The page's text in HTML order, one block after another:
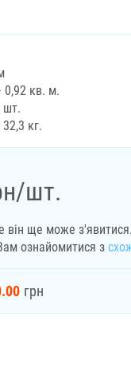
0,92 кв. м.
шт.
кг.
/шт.
він ще може з'явитися.
ознайомитися з
грн